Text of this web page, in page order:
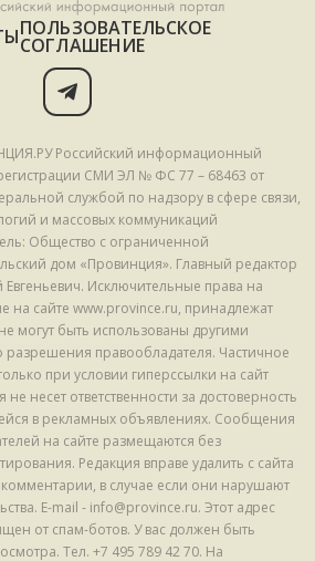
ПОЛЬЗОВАТЕЛЬСКОЕ
СОГЛАШЕНИЕ
Российский информационный
СМИ ЭЛ № ФС 77 – 68463 от
службой по надзору в сфере связи,
и массовых коммуникаций
Общество с ограниченной
дом «Провинция». Главный редактор
Исключительные права на
сайте www.province.ru, принадлежат
могут быть использованы другими
правообладателя. Частичное
при условии гиперссылки на сайт
несет ответственности за достоверность
в рекламных объявлениях. Сообщения
на сайте размещаются без
Редакция вправе удалить с сайта
в случае если они нарушают
E-mail - info@province.ru. Этот адрес
от спам-ботов. У вас должен быть
Tел. +7 495 789 42 70. На